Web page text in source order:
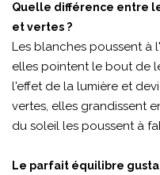
Quelle différence entre
et vertes ?
Les blanches poussent à
elles pointent le bout de
l'effet de la lumière et
vertes, elles grandissent
du soleil les poussent à
Le parfait équilibre